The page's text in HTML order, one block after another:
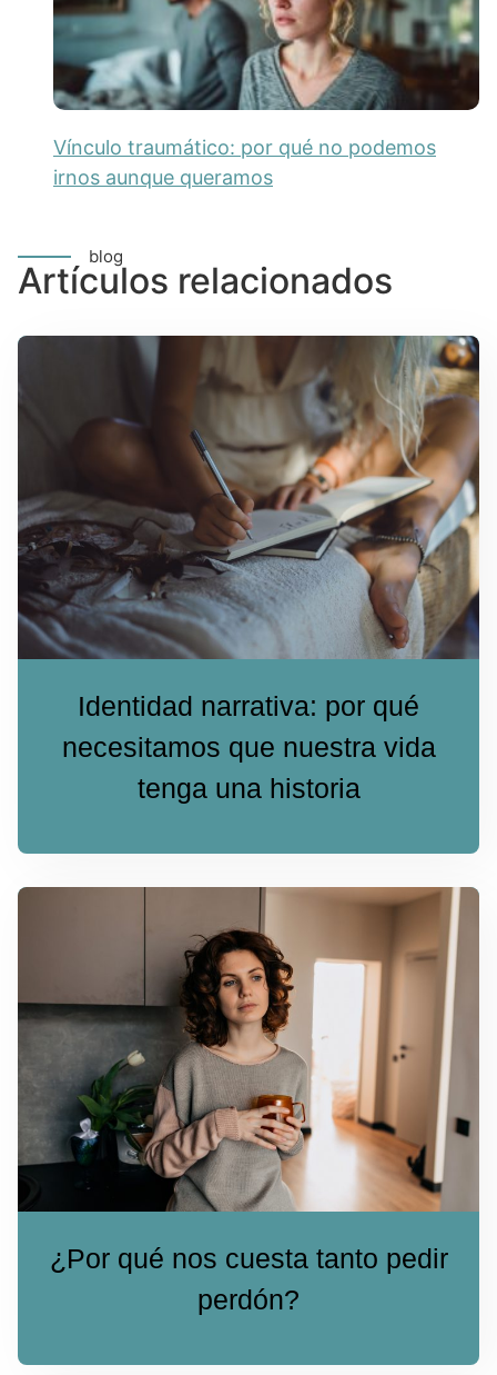
Vínculo traumático: por qué no podemos
irnos aunque queramos
blog
Artículos relacionados
Identidad narrativa: por qué
necesitamos que nuestra vida
tenga una historia
¿Por qué nos cuesta tanto pedir
perdón?